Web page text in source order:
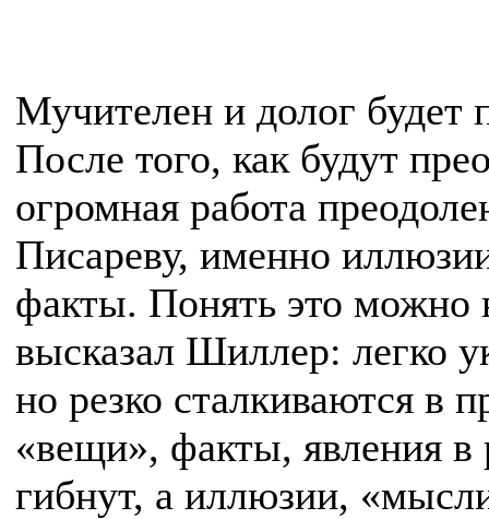
Мучителен и долог будет
После того, как будут
огромная работа
Писареву, именно
факты. Понять это можно
высказал Шиллер: легко
но резко сталкиваются в
«вещи», факты, явления в
гибнут, а иллюзии,